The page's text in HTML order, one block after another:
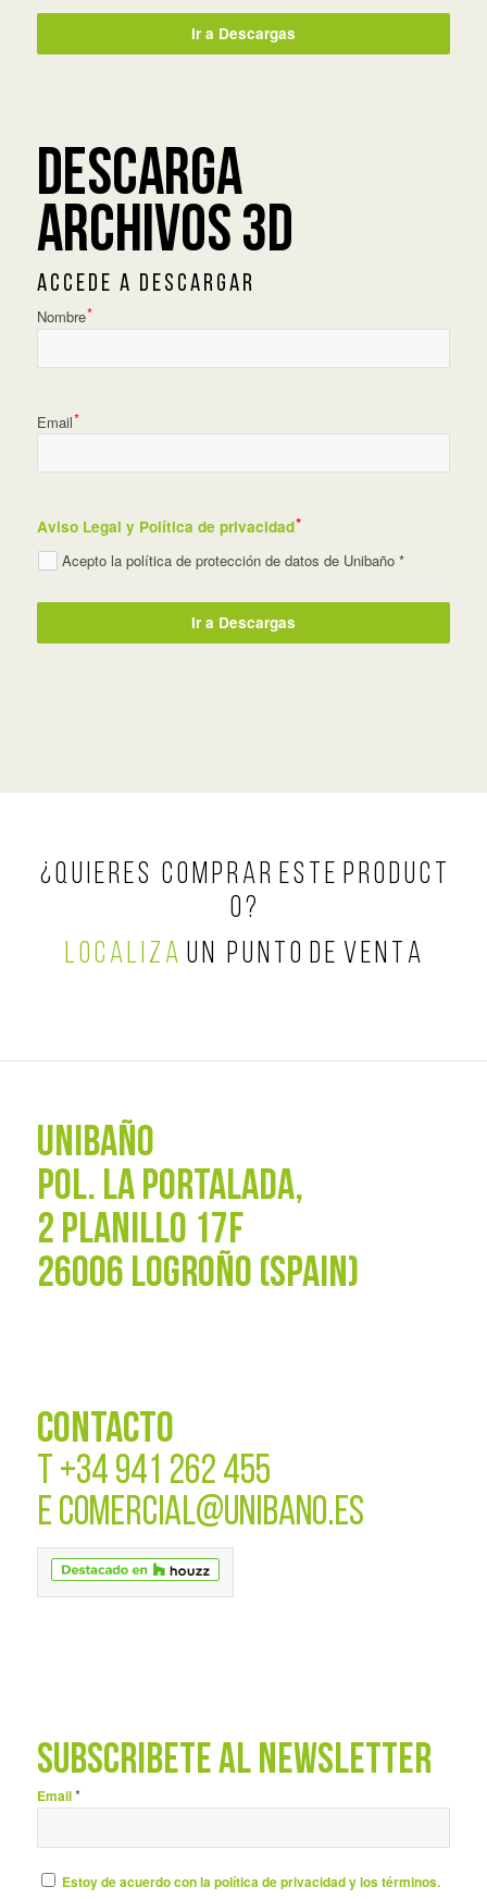
Ir a Descargas
DESCARGA
ARCHIVOS 3D
A C C E D E A D E S C A R G A R
Nombre
Email
Aviso Legal y Política de privacidad
Acepto la política de protección de datos de Unibaño *
Ir a Descargas
¿ Q U I E R E S C O M P R A R E S T E P R O D U C T
O ?
L O C A L I Z A U N P U N T O D E V E N T A
UNIBAÑO
POL. La Portalada,
2 PLANILLO 17F
26006 LOGROÑO (SPAIN)
CONTACTO
T +34 941 262 455
E COMERCIAL@UNIBANO.ES
SUBSCRÍBETE AL NEWSLETTER
Email*
Estoy de acuerdo con la política de privacidad y los términos.